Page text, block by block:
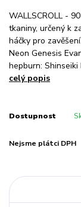
WALLSCROLL -
tkaniny, určený k
háčky pro
Neon Genesis
hepburn:
celý popis
Dostupnost
Nejsme plátci DPH